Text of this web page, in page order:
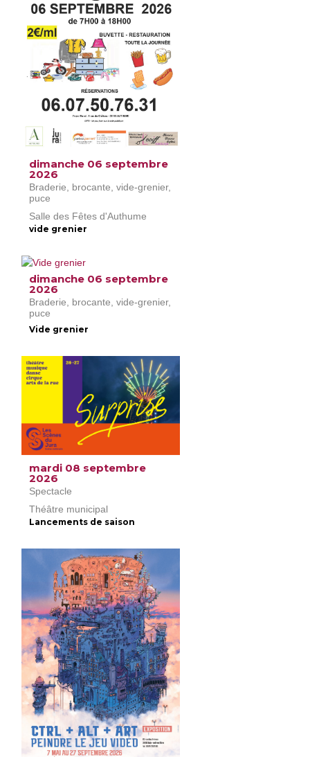
dimanche 06 septembre
2026
Braderie, brocante, vide-grenier,
puce
Salle des Fêtes d'Authume
vide grenier
dimanche 06 septembre
2026
Braderie, brocante, vide-grenier,
puce
Vide grenier
mardi 08 septembre
2026
Spectacle
Théâtre municipal
Lancements de saison